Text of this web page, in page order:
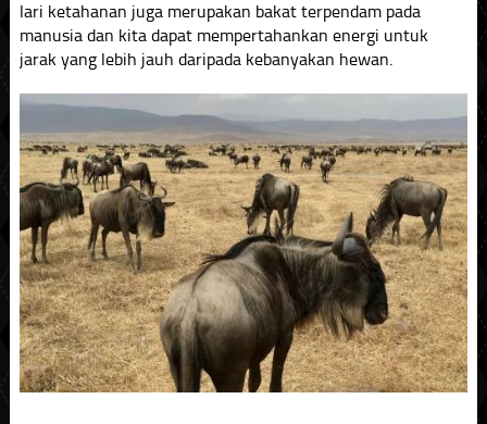
lari ketahanan juga merupakan bakat terpendam pada
manusia dan kita dapat mempertahankan energi untuk
jarak yang lebih jauh daripada kebanyakan hewan.